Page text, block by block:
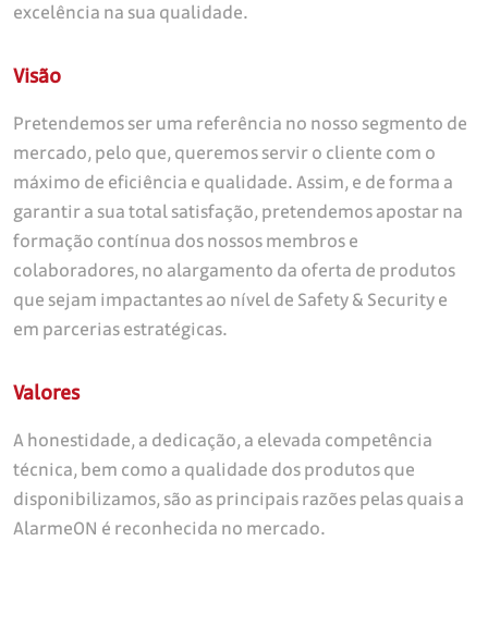
excelência na sua qualidade.
Visão
Pretendemos ser uma referência no nosso segmento de
mercado, pelo que, queremos servir o cliente com o
máximo de eficiência e qualidade. Assim, e de forma a
garantir a sua total satisfação, pretendemos apostar na
formação contínua dos nossos membros e
colaboradores, no alargamento da oferta de produtos
que sejam impactantes ao nível de Safety & Security e
em parcerias estratégicas.
Valores
A honestidade, a dedicação, a elevada competência
técnica, bem como a qualidade dos produtos que
disponibilizamos, são as principais razões pelas quais a
AlarmeON é reconhecida no mercado.